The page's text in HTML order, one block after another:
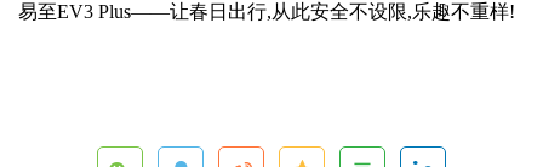
易至EV3 Plus——让春日出行,从此安全不设限,乐趣不重样!